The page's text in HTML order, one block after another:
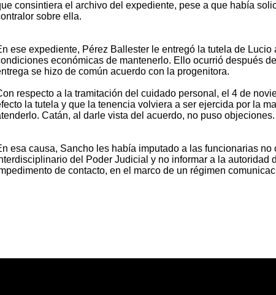
consintiera el archivo del expediente, pese a que había
sobre ella.
ese expediente, Pérez Ballester le entregó la tutela de
económicas de mantenerlo. Ello ocurrió después
se hizo de común acuerdo con la progenitora.
respecto a la tramitación del cuidado personal, el 4 de
la tutela y que la tenencia volviera a ser ejercida por la
Catán, al darle vista del acuerdo, no puso objeciones.
esa causa, Sancho les había imputado a las funcionarias
del Poder Judicial y no informar a la
de contacto, en el marco de un régimen